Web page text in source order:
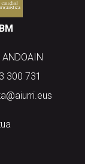
300 731